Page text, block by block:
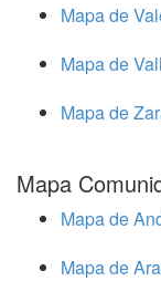
Mapa de
Mapa de
Mapa de
Mapa
Mapa de
Mapa de